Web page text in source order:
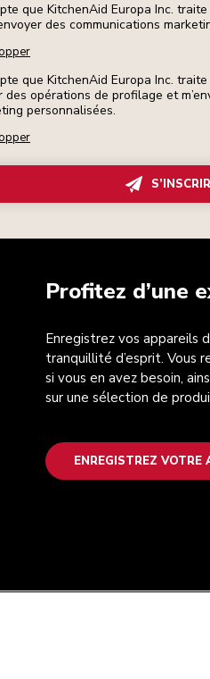
que KitchenAid Europa Inc.
des communications
que KitchenAid Europa Inc.
des opérations de profilage et
personnalisées.
Profitez d’une
Enregistrez vos appareils
tranquillité d’esprit. Vous
si vous en avez besoin,
sur une sélection de
ENREGISTREZ VOTRE